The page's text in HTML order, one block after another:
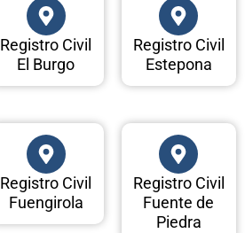
Registro Civil
El Burgo
Registro Civil
Estepona
Registro Civil
Fuengirola
Registro Civil
Fuente de
Piedra